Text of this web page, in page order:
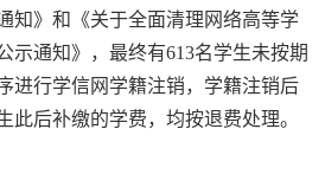
知》和《关于全面清理网络高等学
示通知》，最终有613名学生未按期
进行学信网学籍注销，学籍注销后
此后补缴的学费，均按退费处理。